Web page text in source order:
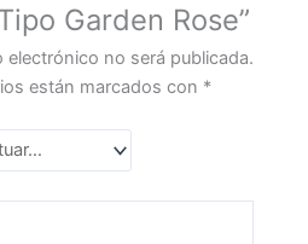
Garden Rose”
electrónico no será publicada.
están marcados con *